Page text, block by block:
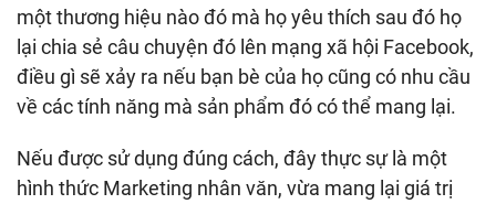
một thương hiệu nào đó mà họ yêu thích sau đó họ
lại chia sẻ câu chuyện đó lên mạng xã hội Facebook,
điều gì sẽ xảy ra nếu bạn bè của họ cũng có nhu cầu
về các tính năng mà sản phẩm đó có thể mang lại.
Nếu được sử dụng đúng cách, đây thực sự là một
hình thức Marketing nhân văn, vừa mang lại giá trị